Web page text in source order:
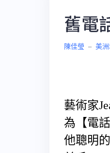
舊電
陳佳瑩 – 美洲
藝術家
為【電
他聰明